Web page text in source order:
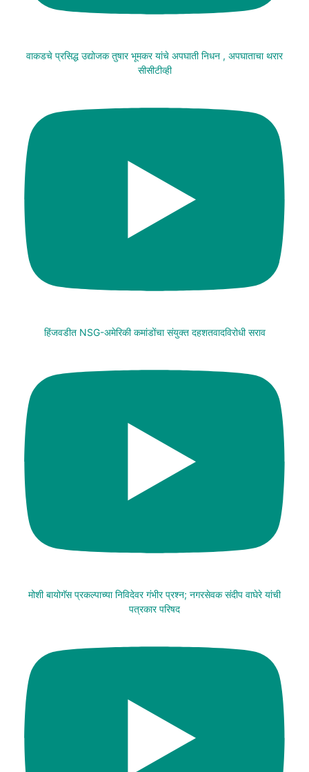
वाकडचे प्रसिद्ध उद्योजक तुषार भूमकर यांचे अपघाती निधन , अपघाताचा थरार
सीसीटीव्ही
हिंजवडीत NSG-अमेरिकी कमांडोंचा संयुक्त दहशतवादविरोधी सराव
मोशी बायोगॅस प्रकल्पाच्या निविदेवर गंभीर प्रश्न; नगरसेवक संदीप वाघेरे यांची
पत्रकार परिषद